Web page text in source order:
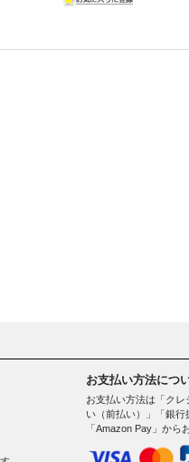
お支払い方法につ
お支払い方法は「ク
い（前払い）」「銀行
「Amazon Pay」から